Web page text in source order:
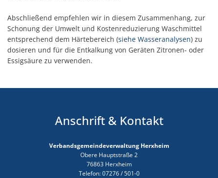
Abschließend empfehlen wir in diesem Zusammenhang, zur
Schonung der Umwelt und Kostenreduzierung Waschmittel
entsprechend dem Härtebereich (siehe Wasseranalysen) zu
dosieren und für die Entkalkung von Geräten Zitronen- oder
Essigsäure zu verwenden.
Anschrift & Kontakt
Verbandsgemeindeverwaltung Herxheim
Obere Hauptstraße 2
76863 Herxheim
Telefon: 07276 / 501-0